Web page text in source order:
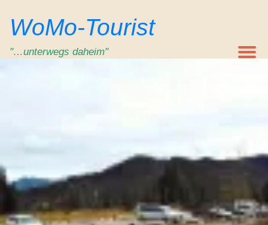
Inhalt
springen
WoMo-Tourist
"…unterwegs daheim"